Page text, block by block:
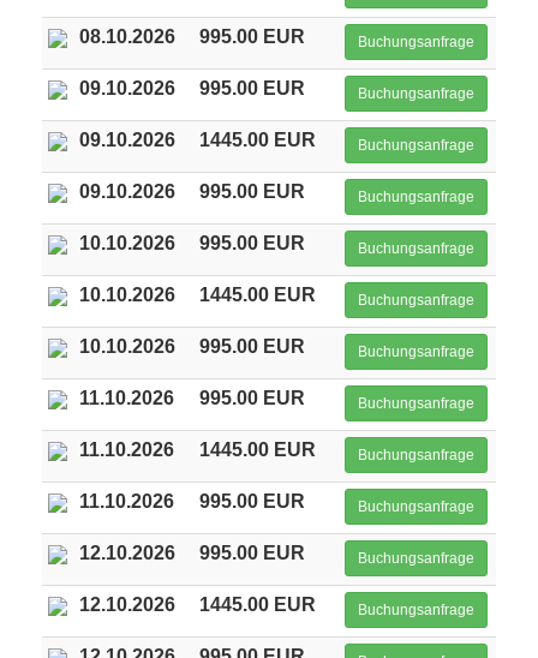
08.10.2026 995.00 EUR Buchungsanfrage
09.10.2026 995.00 EUR Buchungsanfrage
09.10.2026 1445.00 EUR Buchungsanfrage
09.10.2026 995.00 EUR Buchungsanfrage
10.10.2026 995.00 EUR Buchungsanfrage
10.10.2026 1445.00 EUR Buchungsanfrage
10.10.2026 995.00 EUR Buchungsanfrage
11.10.2026 995.00 EUR Buchungsanfrage
11.10.2026 1445.00 EUR Buchungsanfrage
11.10.2026 995.00 EUR Buchungsanfrage
12.10.2026 995.00 EUR Buchungsanfrage
12.10.2026 1445.00 EUR Buchungsanfrage